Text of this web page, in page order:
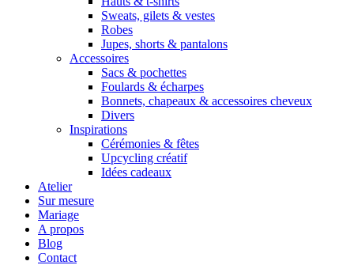
Sweats, gilets & vestes
Robes
Jupes, shorts & pantalons
Accessoires
Sacs & pochettes
Foulards & écharpes
Bonnets, chapeaux & accessoires cheveux
Divers
Inspirations
Cérémonies & fêtes
Upcycling créatif
Idées cadeaux
Atelier
Sur mesure
Mariage
A propos
Blog
Contact